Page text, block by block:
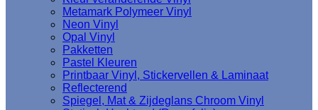
Metamark Polymeer Vinyl
Neon Vinyl
Opal Vinyl
Pakketten
Pastel Kleuren
Printbaar Vinyl, Stickervellen & Laminaat
Reflecterend
Spiegel, Mat & Zijdeglans Chroom Vinyl